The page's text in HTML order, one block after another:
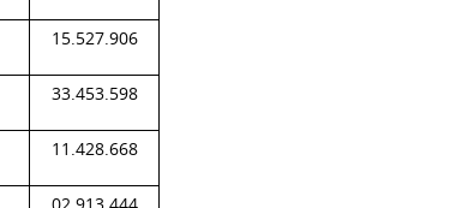
15.527.906
33.453.598
11.428.668